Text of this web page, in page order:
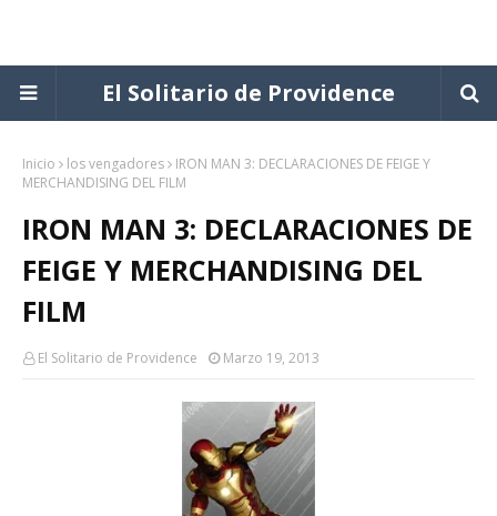
El Solitario de Providence
Inicio los vengadores
IRON MAN 3: DECLARACIONES DE FEIGE Y
MERCHANDISING DEL FILM
IRON MAN 3: DECLARACIONES DE
FEIGE Y MERCHANDISING DEL
FILM
El Solitario de Providence Marzo 19, 2013